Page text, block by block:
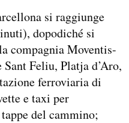
si raggiunge
dopodiché si
compagnia Moventis-
Feliu, Platja d’Aro,
ferroviaria di
e taxi per
del cammino;